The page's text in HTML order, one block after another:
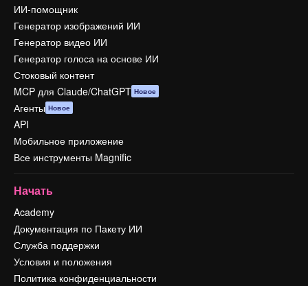
ИИ-помощник
Генератор изображений ИИ
Генератор видео ИИ
Генератор голоса на основе ИИ
Стоковый контент
MCP для Claude/ChatGPT Новое
Агенты Новое
API
Мобильное приложение
Все инструменты Magnific
Начать
Academy
Документация по Пакету ИИ
Служба поддержки
Условия и положения
Политика конфиденциальности